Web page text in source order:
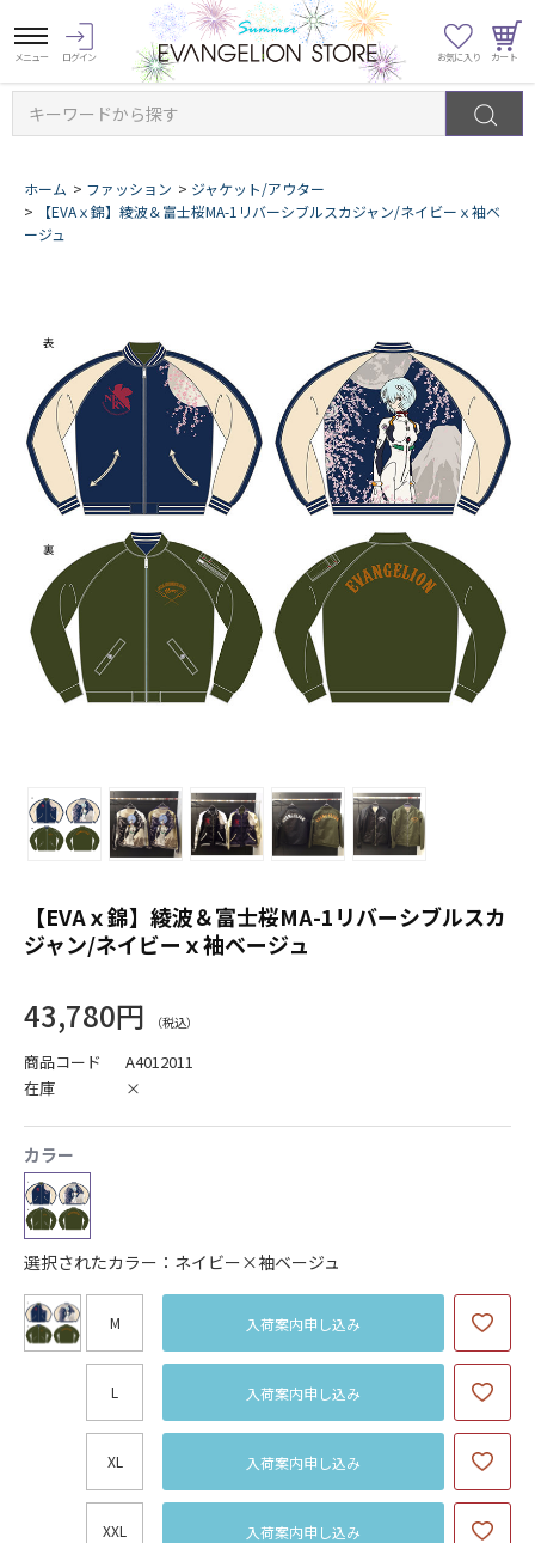
キーワードから探す
ホーム > ファッション > ジャケット/アウター
>
【EVAｘ錦】綾波＆富士桜MA-1リバーシブルスカジャン/ネイビーｘ袖ベ
ージュ
【EVAｘ錦】綾波＆富士桜MA-1リバーシブルスカ
ジャン/ネイビーｘ袖ベージュ
43,780円
商品コード
A4012011
在庫
×
カラー
選択されたカラー：ネイビー×袖ベージュ
M 入荷案内申し込み
L 入荷案内申し込み
XL 入荷案内申し込み
XXL 入荷案内申し込み